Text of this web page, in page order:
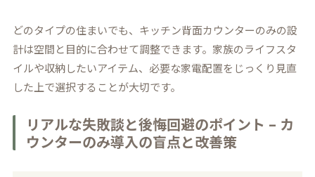
どのタイプの住まいでも、キッチン背面カウンターのみの設
計は空間と目的に合わせて調整できます。家族のライフスタ
イルや収納したいアイテム、必要な家電配置をじっくり見直
した上で選択することが大切です。
リアルな失敗談と後悔回避のポイント – カ
ウンターのみ導入の盲点と改善策